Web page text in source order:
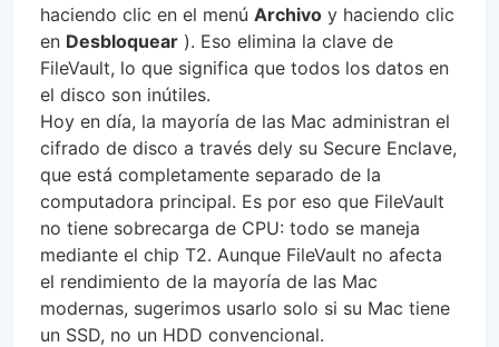
haciendo clic en el menú Archivo y haciendo clic
en Desbloquear ). Eso elimina la clave de
FileVault, lo que significa que todos los datos en
el disco son inútiles.
Hoy en día, la mayoría de las Mac administran el
cifrado de disco a través dely su Secure Enclave,
que está completamente separado de la
computadora principal. Es por eso que FileVault
no tiene sobrecarga de CPU: todo se maneja
mediante el chip T2. Aunque FileVault no afecta
el rendimiento de la mayoría de las Mac
modernas, sugerimos usarlo solo si su Mac tiene
un SSD, no un HDD convencional.